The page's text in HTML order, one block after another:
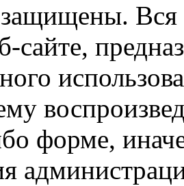
защищены.
сайте,
форме,